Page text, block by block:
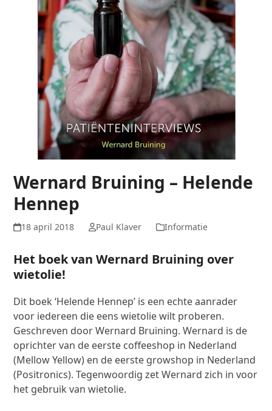
Wernard Bruining – Helende
Hennep
18 april 2018 Paul Klaver Informatie
Het boek van Wernard Bruining over
wietolie!
Dit boek ‘Helende Hennep’ is een echte aanrader
voor iedereen die eens wietolie wilt proberen.
Geschreven door Wernard Bruining. Wernard is de
oprichter van de eerste coffeeshop in Nederland
(Mellow Yellow) en de eerste growshop in Nederland
(Positronics). Tegenwoordig zet Wernard zich in voor
het gebruik van wietolie.